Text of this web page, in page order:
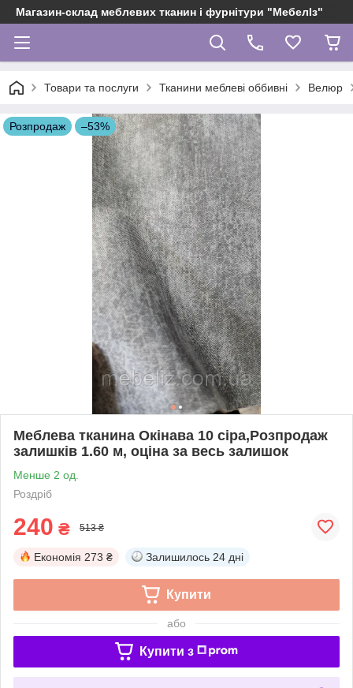
Магазин-склад меблевих тканин і фурнітури "МебелІз"
Товари та послуги Тканини меблеві оббивні Велюр
Розпродаж –53%
Меблева тканина Окінава 10 сіра,Розпродаж
залишків 1.60 м, оціна за весь залишок
Менше 2 од.
Роздріб
240 ₴ 513 ₴
Економія 273 ₴ Залишилось 24 дні
Купити
або
Купити з